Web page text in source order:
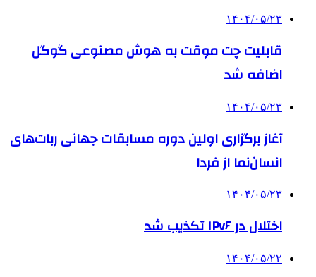
۱۴۰۴/۰۵/۲۳
قابلیت چت موقت به هوش مصنوعی گوگل
اضافه شد
۱۴۰۴/۰۵/۲۳
آغاز برگزاری اولین دوره مسابقات جهانی ربات‌های
انسان‌نما از فردا
۱۴۰۴/۰۵/۲۳
اختلال در IPv۶ تکذیب شد
۱۴۰۴/۰۵/۲۲